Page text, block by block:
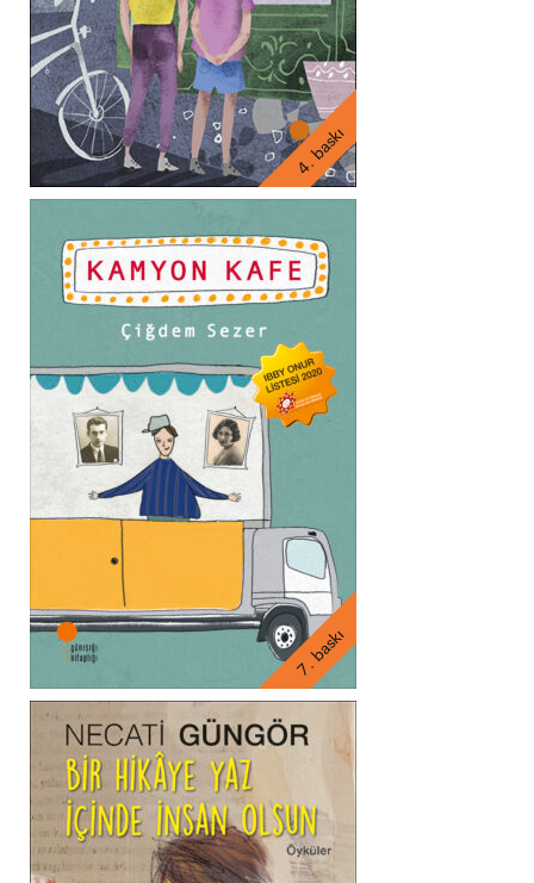
4. baskı
7. baskı